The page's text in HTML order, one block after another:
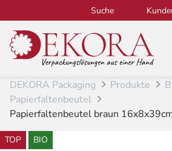
Suche
DEKORA Packaging Produkte
Papierfaltenbeutel
Papierfaltenbeutel braun
TOP BIO